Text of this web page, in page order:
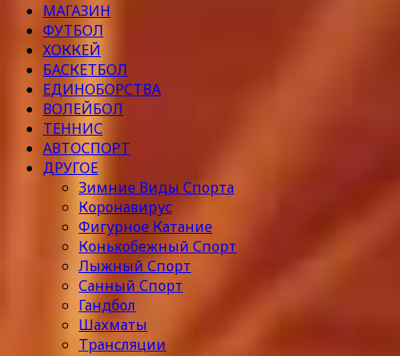
МАГАЗИН
ФУТБОЛ
ХОККЕЙ
БАСКЕТБОЛ
ЕДИНОБОРСТВА
ВОЛЕЙБОЛ
ТЕННИС
АВТОСПОРТ
ДРУГОЕ
Зимние Виды Спорта
Коронавирус
Фигурное Катание
Конькобежный Спорт
Лыжный Спорт
Санный Спорт
Гандбол
Шахматы
Трансляции